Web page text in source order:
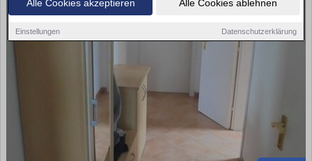
Alle Cookies akzeptieren Alle Cookies ablehnen
Einstellungen Datenschutzerklärung